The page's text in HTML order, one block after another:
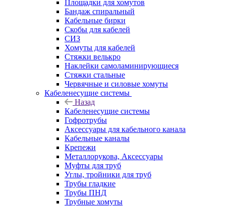
Площадки для хомутов
Бандаж спиральный
Кабельные бирки
Cкобы для кабелей
СИЗ
Хомуты для кабелей
Стяжки велькро
Наклейки самоламинирующиеся
Стяжки стальные
Червячные и силовые хомуты
Кабеленесущие системы
Назад
Кабеленесущие системы
Гофротрубы
Аксессуары для кабельного канала
Кабельные каналы
Крепежи
Металлорукова, Аксессуары
Муфты для труб
Углы, тройники для труб
Трубы гладкие
Трубы ПНД
Трубные хомуты